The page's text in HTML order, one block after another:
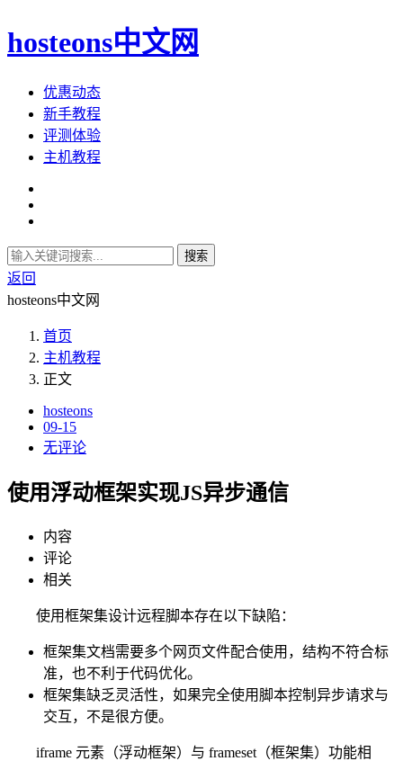
hosteons中文网
优惠动态
新手教程
评测体验
主机教程
搜索
返回
hosteons中文网
首页
主机教程
正文
hosteons
09-15
无评论
使用浮动框架实现JS异步通信
内容
评论
相关
使用框架集设计远程脚本存在以下缺陷：
框架集文档需要多个网页文件配合使用，结构不符合标
准，也不利于代码优化。
框架集缺乏灵活性，如果完全使用脚本控制异步请求与
交互，不是很方便。
iframe 元素（浮动框架）与 frameset（框架集）功能相